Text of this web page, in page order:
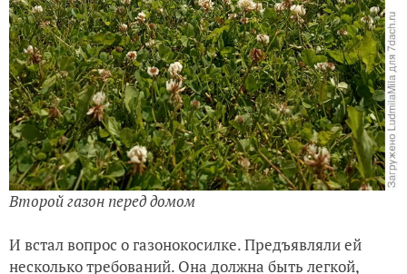
Второй газон перед домом
И встал вопрос о газонокосилке. Предъявляли ей
несколько требований. Она должна быть легкой,